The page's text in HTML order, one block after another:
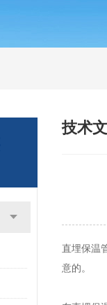
技术
直埋保温
意的。